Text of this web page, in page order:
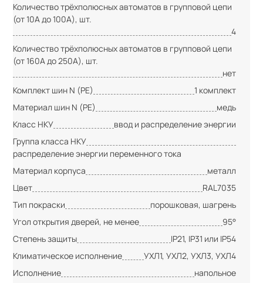
Количество трёхполюсных автоматов в групповой цепи
(от 10А до 100А), шт.
4
Количество трёхполюсных автоматов в групповой цепи
(от 160А до 250А), шт.
нет
Комплект шин N (PE)
1 комплект
Материал шин N (PE)
медь
Класс НКУ
ввод и распределение энергии
Группа класса НКУ
распределение энергии переменного тока
Материал корпуса
металл
Цвет
RAL7035
Тип покраски
порошковая, шагрень
Угол открытия дверей, не менее
95°
Степень защиты
IP21, IP31 или IP54
Климатическое исполнение
УХЛ1, УХЛ2, УХЛ3, УХЛ4
Исполнение
напольное